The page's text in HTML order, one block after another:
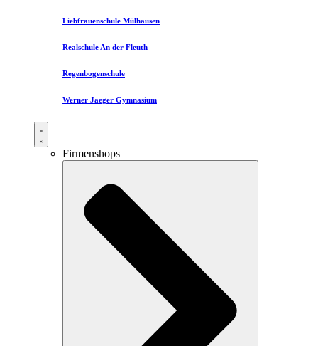
Liebfrauenschule Mülhausen​
Realschule An der Fleuth
Regenbogenschule
Werner Jaeger Gymnasium
Firmenshops